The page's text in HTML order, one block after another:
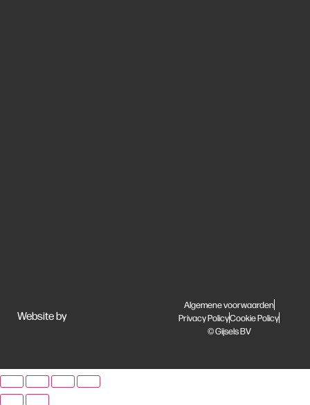
Website by
Algemene voorwaarden
Privacy PolicyCookie Policy
© Gijsels BV